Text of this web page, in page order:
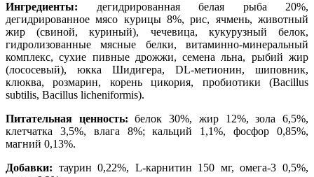
Ингредиенты: дегидрированная белая рыба 20%,
дегидрированное мясо курицы 8%, рис, ячмень, животный
жир (свиной, куриный), чечевица, кукурузный белок,
гидролизованные мясные белки, витаминно-минеральный
комплекс, сухие пивные дрожжи, семена льна, рыбий жир
(лососевый), юкка Шидигера, DL-метионин, шиповник,
клюква, розмарин, корень цикория, пробиотики (Bacillus
subtilis, Bacillus licheniformis).
Питательная ценность: белок 30%, жир 12%, зола 6,5%,
клетчатка 3,5%, влага 8%; кальций 1,1%, фосфор 0,85%,
магний 0,13%.
Добавки: таурин 0,22%, L-карнитин 150 мг, омега-3 0,5%,